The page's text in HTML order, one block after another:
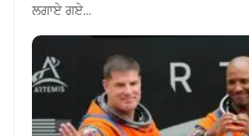
ਲਗਾਏ ਗਏ…